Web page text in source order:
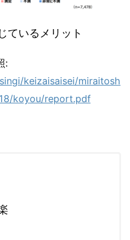
ているメリット
:
keizaisaisei/miraitosh
koyou/report.pdf